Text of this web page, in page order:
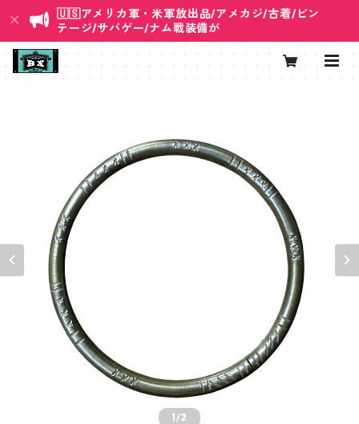
🇺🇸アメリカ軍・米軍放出品/アメカジ/古着/ビン
テージ/サバゲー/ナム戦装備が
1/2